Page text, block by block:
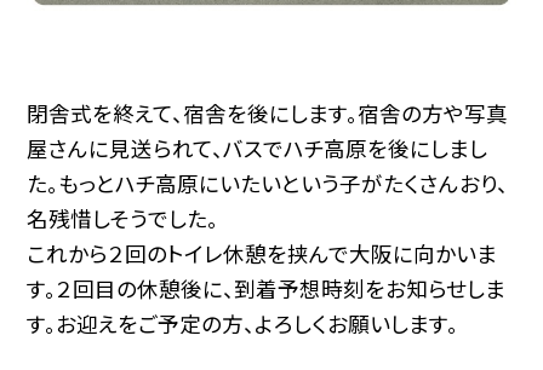
閉舎式を終えて、宿舎を後にします。宿舎の方や写真
屋さんに見送られて、バスでハチ高原を後にしまし
た。もっとハチ高原にいたいという子がたくさんおり、
名残惜しそうでした。
これから２回のトイレ休憩を挟んで大阪に向かいま
す。２回目の休憩後に、到着予想時刻をお知らせしま
す。お迎えをご予定の方、よろしくお願いします。